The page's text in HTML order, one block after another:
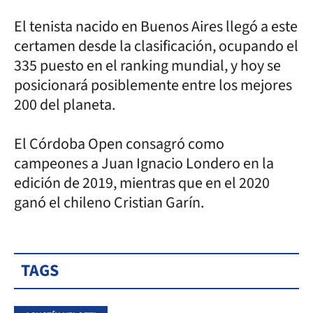
El tenista nacido en Buenos Aires llegó a este
certamen desde la clasificación, ocupando el
335 puesto en el ranking mundial, y hoy se
posicionará posiblemente entre los mejores
200 del planeta.
El Córdoba Open consagró como
campeones a Juan Ignacio Londero en la
edición de 2019, mientras que en el 2020
ganó el chileno Cristian Garín.
TAGS